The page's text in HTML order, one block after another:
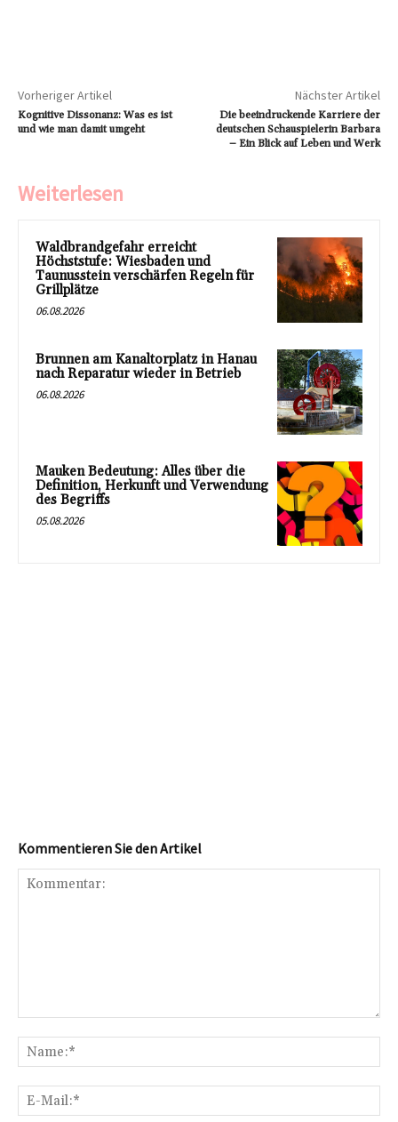
Vorheriger Artikel
Kognitive Dissonanz: Was es ist
und wie man damit umgeht
Nächster Artikel
Die beeindruckende Karriere der
deutschen Schauspielerin Barbara
– Ein Blick auf Leben und Werk
Weiterlesen
Waldbrandgefahr erreicht
Höchststufe: Wiesbaden und
Taunusstein verschärfen Regeln für
Grillplätze
06.08.2026
Brunnen am Kanaltorplatz in Hanau
nach Reparatur wieder in Betrieb
06.08.2026
Mauken Bedeutung: Alles über die
Definition, Herkunft und Verwendung
des Begriffs
05.08.2026
Kommentieren Sie den Artikel